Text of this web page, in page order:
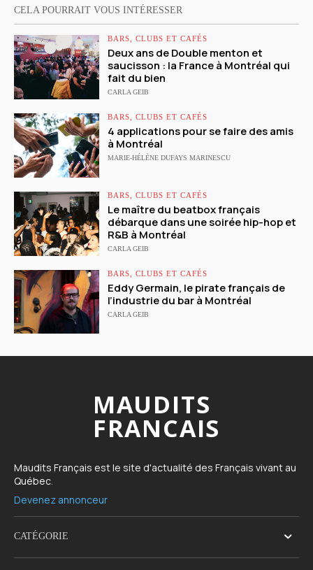
CELA POURRAIT VOUS INTÉRESSER
BARS, CLUBS ET CAFÉS
Deux ans de Double menton et
saucisson : la France à Montréal qui
fait du bien
CARLA GEIB
BARS, CLUBS ET CAFÉS
4 applications pour se faire des amis
à Montréal
MARIE-HÉLÈNE DUFAYS MARINESCU
BARS, CLUBS ET CAFÉS
Le maître du beatbox français
débarque dans une soirée hip-hop et
R&B à Montréal
CARLA GEIB
BARS, CLUBS ET CAFÉS
Eddy Germain, le pirate français de
l’industrie du bar à Montréal
CARLA GEIB
MAUDITS
FRANCAIS
Maudits Français est le site d'actualité des Français vivant au
Québec.
Devenez annonceur
CATÉGORIE